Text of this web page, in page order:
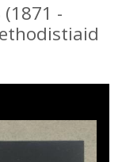
(1871 -